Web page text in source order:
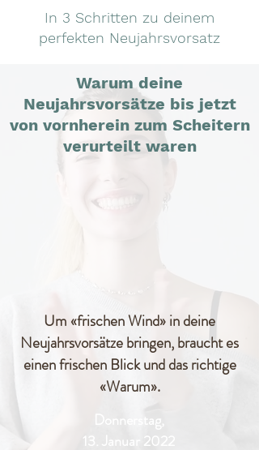
In 3 Schritten zu deinem
perfekten Neujahrsvorsatz
Warum deine
Neujahrsvorsätze bis jetzt
von vornherein zum Scheitern
verurteilt waren
Um «frischen Wind» in deine
Neujahrsvorsätze bringen, braucht es
einen frischen Blick und das richtige
«Warum».
Donnerstag,
13. Januar 2022